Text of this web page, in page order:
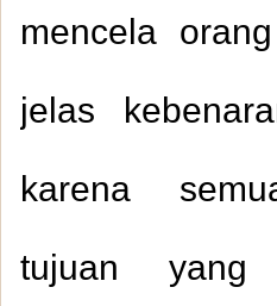
mencela
jelas
karena
tujuan